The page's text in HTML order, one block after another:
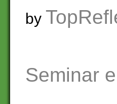
by
Seminar